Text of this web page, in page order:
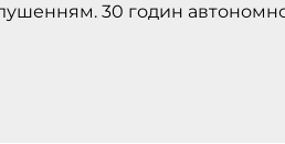
30 годин